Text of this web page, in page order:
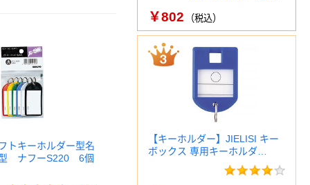
トキーホルダー型名
ナフーS220 6個
￥802 （税込）
【キーホルダー】JIELISI キー
ボックス 専用キーホルダ…